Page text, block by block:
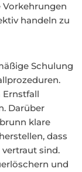
handeln zu
Schulung
Ernstfall
Darüber
klare
dass
sind.
und